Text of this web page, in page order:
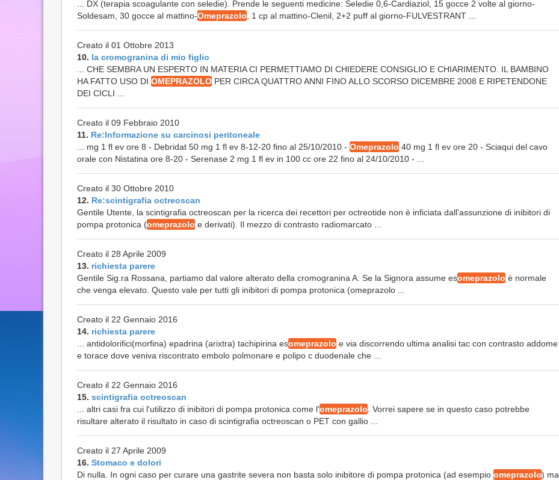
... DX (terapia scoagulante con seledie). Prende le seguenti medicine: Seledie 0,6-Cardiaziol, 15 gocce 2 volte al giorno-
Soldesam, 30 gocce al mattino-Omeprazolo , 1 cp al mattino-Clenil, 2+2 puff al giorno-FULVESTRANT ...
Creato il 01 Ottobre 2013
10. la cromogranina di mio figlio
... CHE SEMBRA UN ESPERTO IN MATERIA CI PERMETTIAMO DI CHIEDERE CONSIGLIO E CHIARIMENTO. IL BAMBINO
HA FATTO USO DI OMEPRAZOLO PER CIRCA QUATTRO ANNI FINO ALLO SCORSO DICEMBRE 2008 E RIPETENDONE
DEI CICLI ...
Creato il 09 Febbraio 2010
11. Re:Informazione su carcinosi peritoneale
... mg 1 fl ev ore 8 - Debridat 50 mg 1 fl ev 8-12-20 fino al 25/10/2010 - Omeprazolo 40 mg 1 fl ev ore 20 - Sciaqui del cavo
orale con Nistatina ore 8-20 - Serenase 2 mg 1 fl ev in 100 cc ore 22 fino al 24/10/2010 - ...
Creato il 30 Ottobre 2010
12. Re:scintigrafia octreoscan
Gentile Utente, la scintigrafia octreoscan per la ricerca dei recettori per octreotide non è inficiata dall'assunzione di inibitori di
pompa protonica (omeprazolo e derivati). Il mezzo di contrasto radiomarcato ...
Creato il 28 Aprile 2009
13. richiesta parere
Gentile Sig.ra Rossana, partiamo dal valore alterato della cromogranina A. Se la Signora assume esomeprazolo è normale
che venga elevato. Questo vale per tutti gli inibitori di pompa protonica (omeprazolo ...
Creato il 22 Gennaio 2016
14. richiesta parere
... antidolorifici(morfina) epadrina (arixtra) tachipirina esomeprazolo e via discorrendo ultima analisi tac con contrasto addome
e torace dove veniva riscontrato embolo polmonare e polipo c duodenale che ...
Creato il 22 Gennaio 2016
15. scintigrafia octreoscan
... altri casi fra cui l'utilizzo di inibitori di pompa protonica come l'omeprazolo . Vorrei sapere se in questo caso potrebbe
risultare alterato il risultato in caso di scintigrafia octreoscan o PET con gallio ...
Creato il 27 Aprile 2009
16. Stomaco e dolori
Di nulla. In ogni caso per curare una gastrite severa non basta solo inibitore di pompa protonica (ad esempio omeprazolo) ma